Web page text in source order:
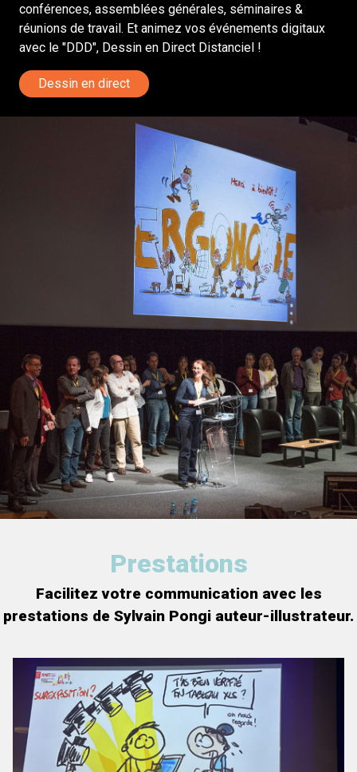
conférences, assemblées générales, séminaires &
réunions de travail. Et animez vos événements digitaux
avec le "DDD", Dessin en Direct Distanciel !
Dessin en direct
Prestations
Facilitez votre communication avec les
prestations de Sylvain Pongi auteur-illustrateur.